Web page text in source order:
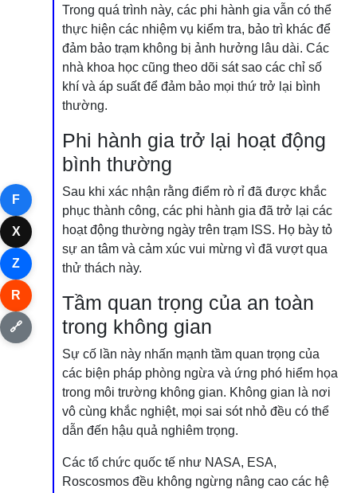
Trong quá trình này, các phi hành gia vẫn có thể
thực hiện các nhiệm vụ kiểm tra, bảo trì khác để
đảm bảo trạm không bị ảnh hưởng lâu dài. Các
nhà khoa học cũng theo dõi sát sao các chỉ số
khí và áp suất để đảm bảo mọi thứ trở lại bình
thường.
Phi hành gia trở lại hoạt động
bình thường
Sau khi xác nhận rằng điểm rò rỉ đã được khắc
phục thành công, các phi hành gia đã trở lại các
hoạt động thường ngày trên trạm ISS. Họ bày tỏ
sự an tâm và cảm xúc vui mừng vì đã vượt qua
thử thách này.
Tầm quan trọng của an toàn
trong không gian
Sự cố lần này nhấn mạnh tầm quan trọng của
các biện pháp phòng ngừa và ứng phó hiểm họa
trong môi trường không gian. Không gian là nơi
vô cùng khắc nghiệt, mọi sai sót nhỏ đều có thể
dẫn đến hậu quả nghiêm trọng.
Các tổ chức quốc tế như NASA, ESA,
Roscosmos đều không ngừng nâng cao các hệ
F
X
Z
R
🔗